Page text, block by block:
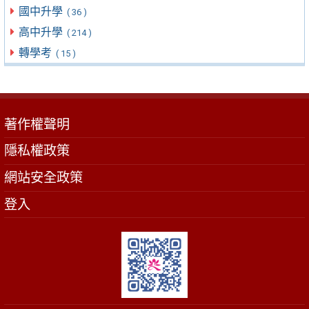
國中升學 ( 36 )
高中升學 ( 214 )
轉學考 ( 15 )
著作權聲明
隱私權政策
網站安全政策
登入